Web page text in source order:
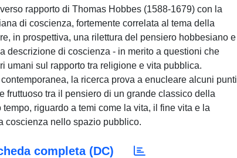
rapporto di Thomas Hobbes (1588-1679) con la
di coscienza, fortemente correlata al tema della
in prospettiva, una rilettura del pensiero hobbesiano e
descrizione di coscienza - in merito a questioni che
umani sul rapporto tra religione e vita pubblica.
la ricerca prova a enucleare alcuni punti
fruttuoso tra il pensiero di un grande classico della
riguardo a temi come la vita, il fine vita e la
coscienza nello spazio pubblico.
completa (DC)